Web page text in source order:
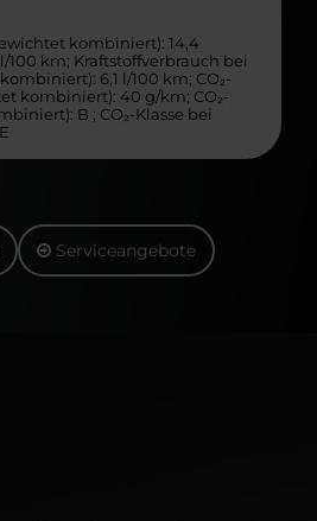
kombiniert): 14,4
100 km; Kraftstoffverbrauch bei
6,1 l/100 km; CO₂-
kombiniert): 40 g/km; CO₂-
B ; CO₂-Klasse bei
Serviceangebote